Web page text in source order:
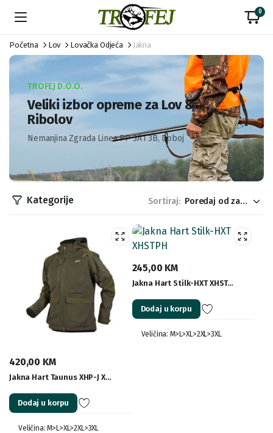
0
Početna Lov Lovačka Odjeća Jakna
TROFEJ D.O.O.
Veliki izbor opreme za Lov &
Ribolov
Nemanjina Zgrada Linea PP 3A i 3B, Doboj
Kategorije Sortiraj:
420,00 KM
Jakna Hart Taunus XHP-J X…
Dodaj u korpu
Veličina: M>L>XL>2XL>3XL
245,00 KM
Jakna Hart Stilk-HXT XHST…
Dodaj u korpu
Veličina: M>L>XL>2XL>3XL